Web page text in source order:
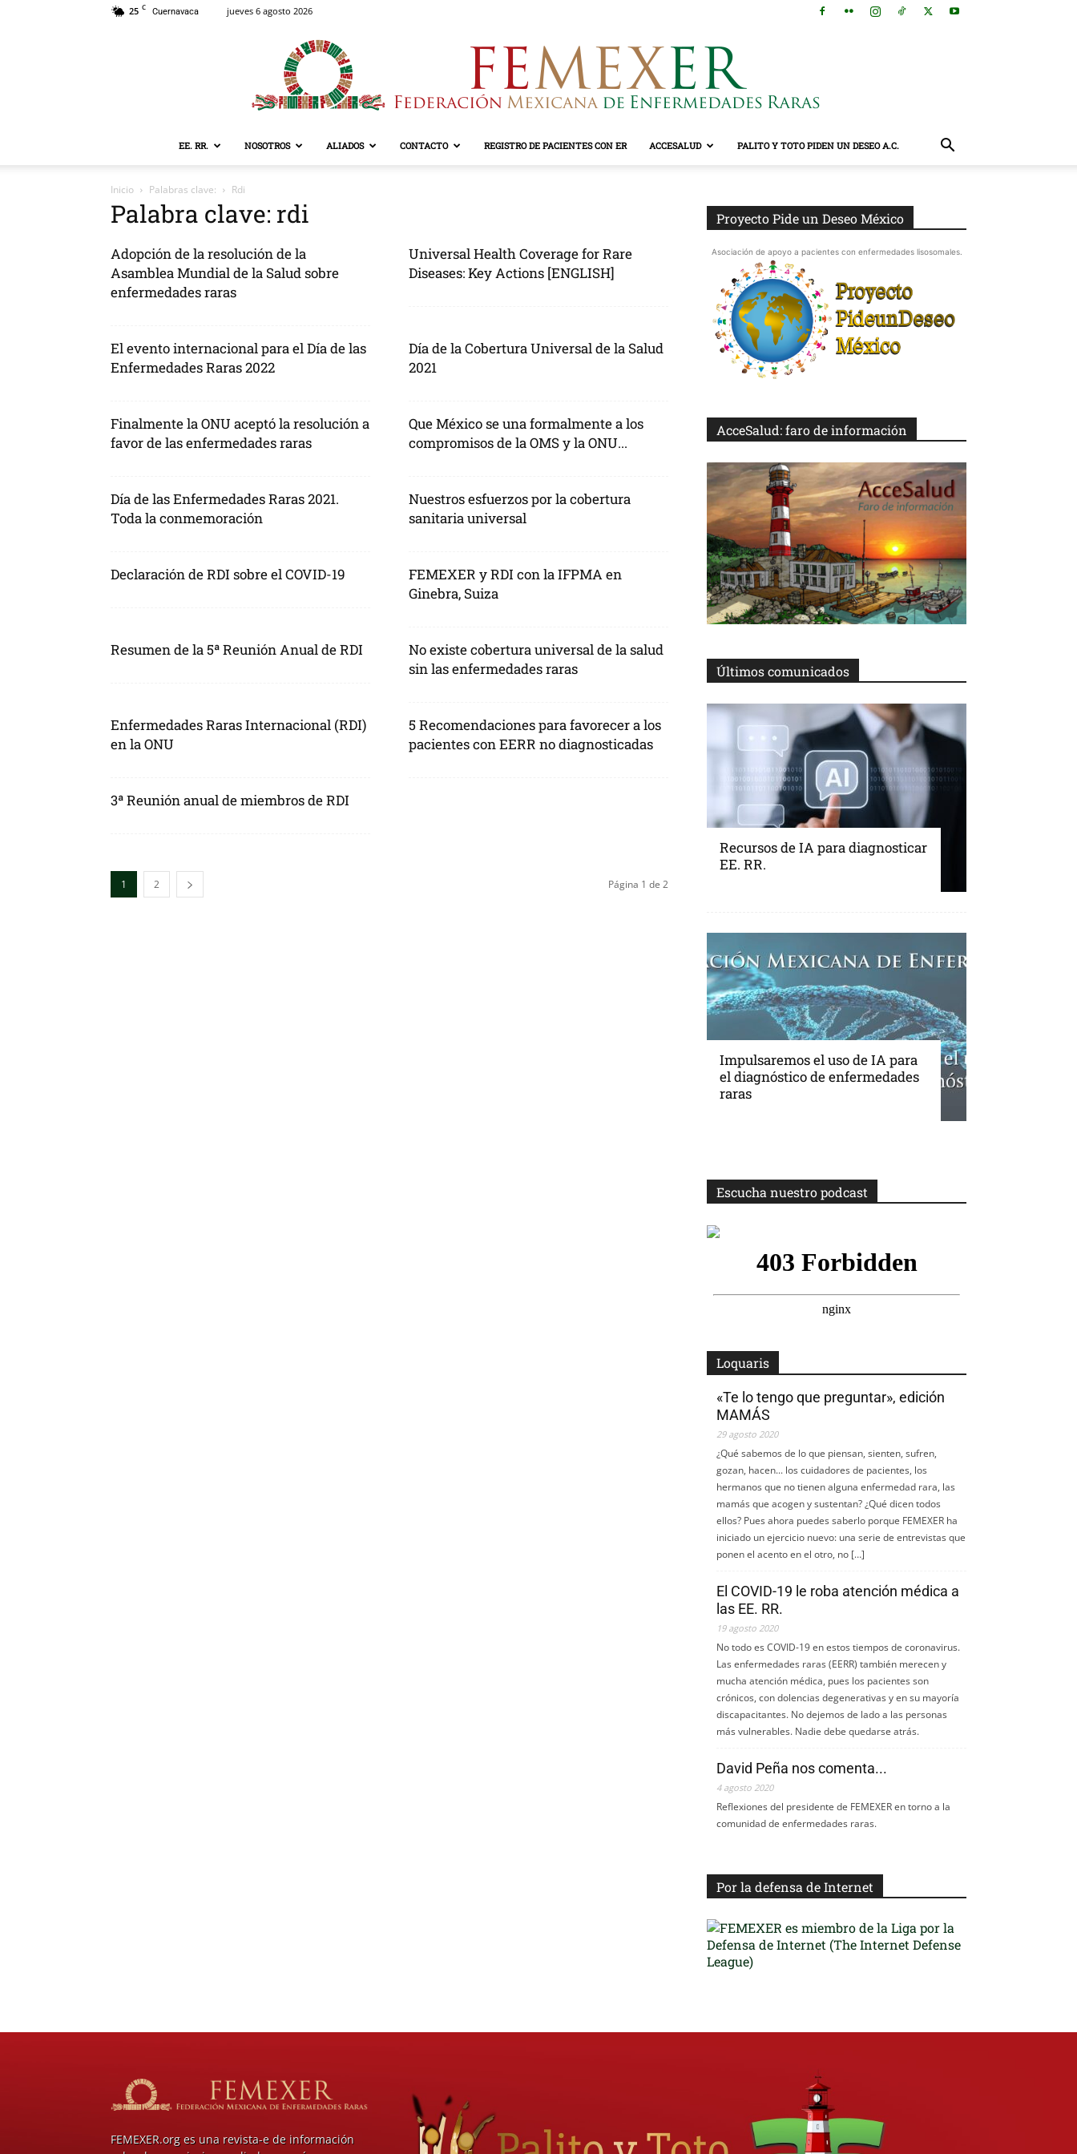
25 C Cuernavaca jueves 6 agosto 2026
EE. RR. NOSOTROS ALIADOS CONTACTO REGISTRO DE PACIENTES CON ER ACCESALUD PALITO Y TOTO PIDEN UN DESEO A.C.
Inicio Palabras clave: Rdi
Palabra clave: rdi
Adopción de la resolución de la
Asamblea Mundial de la Salud sobre
enfermedades raras
Universal Health Coverage for Rare
Diseases: Key Actions [ENGLISH]
El evento internacional para el Día de las
Enfermedades Raras 2022
Día de la Cobertura Universal de la Salud
2021
Finalmente la ONU aceptó la resolución a
favor de las enfermedades raras
Que México se una formalmente a los
compromisos de la OMS y la ONU...
Día de las Enfermedades Raras 2021.
Toda la conmemoración
Nuestros esfuerzos por la cobertura
sanitaria universal
Declaración de RDI sobre el COVID-19
FEMEXER y RDI con la IFPMA en
Ginebra, Suiza
Resumen de la 5ª Reunión Anual de RDI
No existe cobertura universal de la salud
sin las enfermedades raras
Enfermedades Raras Internacional (RDI)
en la ONU
5 Recomendaciones para favorecer a los
pacientes con EERR no diagnosticadas
3ª Reunión anual de miembros de RDI
1 2 Página 1 de 2
Proyecto Pide un Deseo México
Asociación de apoyo a pacientes con enfermedades lisosomales.
AcceSalud: faro de información
Últimos comunicados
Recursos de IA para diagnosticar
EE. RR.
Impulsaremos el uso de IA para
el diagnóstico de enfermedades
raras
Escucha nuestro podcast
Loquaris
«Te lo tengo que preguntar», edición
MAMÁS
29 agosto 2020
¿Qué sabemos de lo que piensan, sienten, sufren,
gozan, hacen... los cuidadores de pacientes, los
hermanos que no tienen alguna enfermedad rara, las
mamás que acogen y sustentan? ¿Qué dicen todos
ellos? Pues ahora puedes saberlo porque FEMEXER ha
iniciado un ejercicio nuevo: una serie de entrevistas que
ponen el acento en el otro, no […]
El COVID-19 le roba atención médica a
las EE. RR.
19 agosto 2020
No todo es COVID-19 en estos tiempos de coronavirus.
Las enfermedades raras (EERR) también merecen y
mucha atención médica, pues los pacientes son
crónicos, con dolencias degenerativas y en su mayoría
discapacitantes. No dejemos de lado a las personas
más vulnerables. Nadie debe quedarse atrás.
David Peña nos comenta...
4 agosto 2020
Reflexiones del presidente de FEMEXER en torno a la
comunidad de enfermedades raras.
Por la defensa de Internet
FEMEXER.org es una revista-e de información